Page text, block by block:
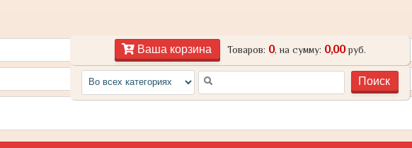
Ваша корзина Товаров: 0, на сумму: 0,00руб.